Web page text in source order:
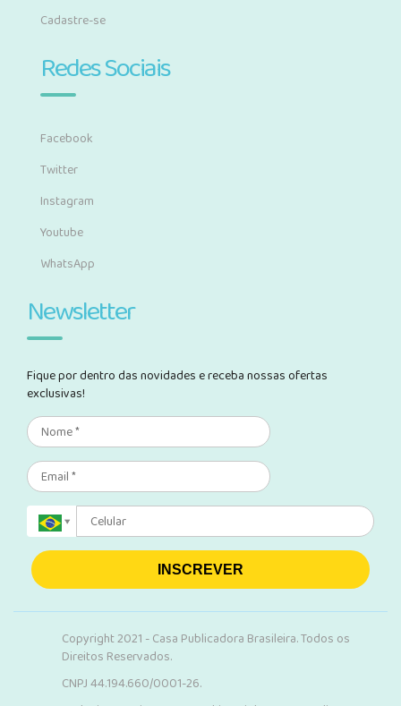
Cadastre-se
Redes Sociais
Facebook
Twitter
Instagram
Youtube
WhatsApp
Newsletter
Fique por dentro das novidades e receba nossas ofertas
exclusivas!
INSCREVER
Copyright 2021 - Casa Publicadora Brasileira. Todos os
Direitos Reservados.
CNPJ 44.194.660/0001-26.